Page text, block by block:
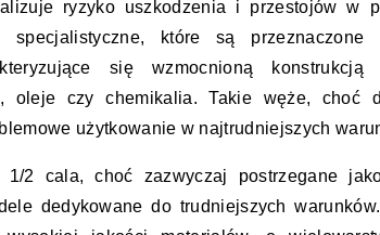
ryzyko uszkodzenia i przestojów w
które są przeznaczone
się wzmocnioną
oleje czy chemikalia. Takie węże, choć
użytkowanie w najtrudniejszych
2 cala, choć zazwyczaj postrzegane
dedykowane do trudniejszych